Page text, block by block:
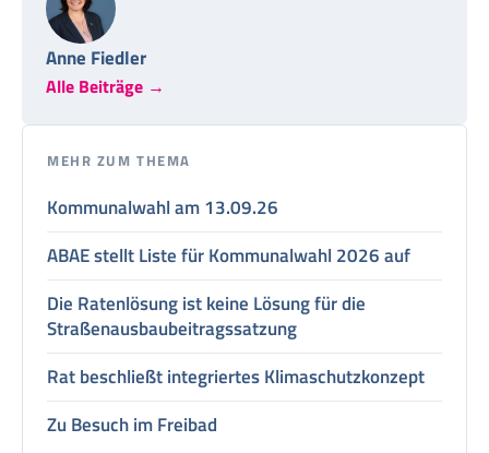
Anne Fiedler
Alle Beiträge →
MEHR ZUM THEMA
Kommunalwahl am 13.09.26
ABAE stellt Liste für Kommunalwahl 2026 auf
Die Ratenlösung ist keine Lösung für die
Straßenausbaubeitragssatzung
Rat beschließt integriertes Klimaschutzkonzept
Zu Besuch im Freibad